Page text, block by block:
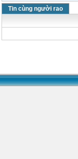
Tin cùng người rao